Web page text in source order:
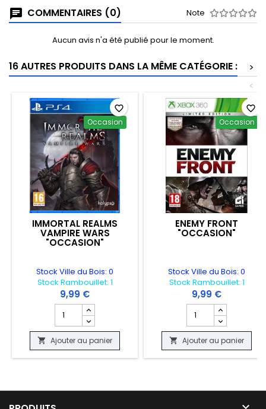
COMMENTAIRES (0) Note
Aucun avis n'a été publié pour le moment.
16 AUTRES PRODUITS DANS LA MÊME CATÉGORIE :
>
<
Occasion
IMMORTAL REALMS
VAMPIRE WARS
"OCCASION"
Stock Ville du Bois: 0
Stock Rambouillet: 1
9,99 €
Champ quantité du produit IMMORTAL REALMS
 Ajouter au panier
favorite_border
Occasion
ENEMY FRONT
"OCCASION"
Stock Ville du Bois: 0
Stock Rambouillet: 1
9,99 €
Champ quantité du
 Ajouter au panier
favorite_border